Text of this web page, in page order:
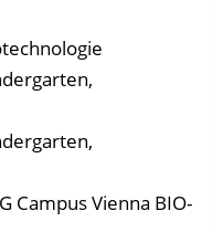
Campus Vienna BIO-